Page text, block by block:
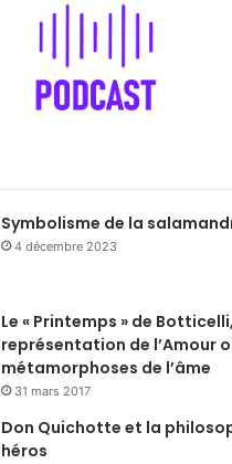
Symbolisme de la
4 décembre 2023
Le « Printemps » de Botticelli,
représentation de l’Amour
métamorphoses de l’âme
31 mars 2017
Don Quichotte et la
héros